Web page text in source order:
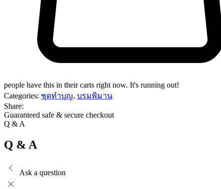
people have this in their carts right now. It's running out!
Categories: ชุดทำบุญ, บรมพิมาน
Share:
Guaranteed safe & secure checkout
Q & A
Q & A
Ask a question